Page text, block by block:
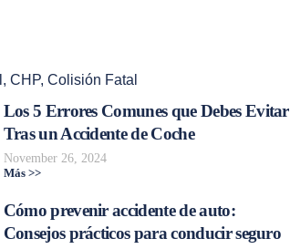
, CHP, Colisión Fatal
Los 5 Errores Comunes que Debes Evitar
Tras un Accidente de Coche
November 26, 2024
Más >>
Cómo prevenir accidente de auto:
Consejos prácticos para conducir seguro